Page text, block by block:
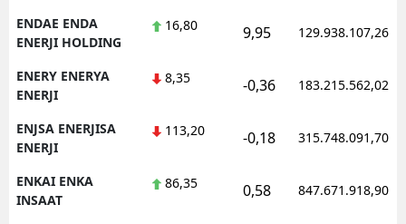
ENDAE ENDA
ENERJI HOLDING
16,80 9,95 129.938.107,26
ENERY ENERYA
ENERJI
8,35 -0,36 183.215.562,02
ENJSA ENERJISA
ENERJI
113,20 -0,18 315.748.091,70
ENKAI ENKA
INSAAT
86,35 0,58 847.671.918,90